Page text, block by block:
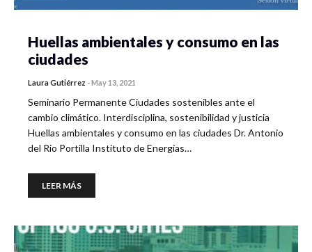
Huellas ambientales y consumo en las
ciudades
Laura Gutiérrez -May 13, 2021
Seminario Permanente Ciudades sostenibles ante el
cambio climático. Interdisciplina, sostenibilidad y justicia
Huellas ambientales y consumo en las ciudades Dr. Antonio
del Rio Portilla Instituto de Energías…
LEER MÁS